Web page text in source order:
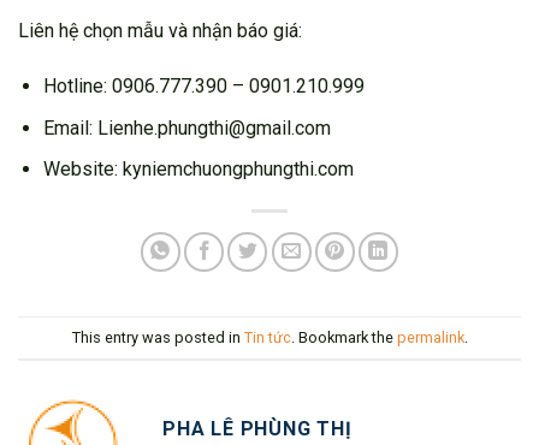
Liên hệ chọn mẫu và nhận báo giá:
Hotline: 0906.777.390 – 0901.210.999
Email: Lienhe.phungthi@gmail.com
Website: kyniemchuongphungthi.com
This entry was posted in Tin tức. Bookmark the permalink.
PHA LÊ PHÙNG THỊ